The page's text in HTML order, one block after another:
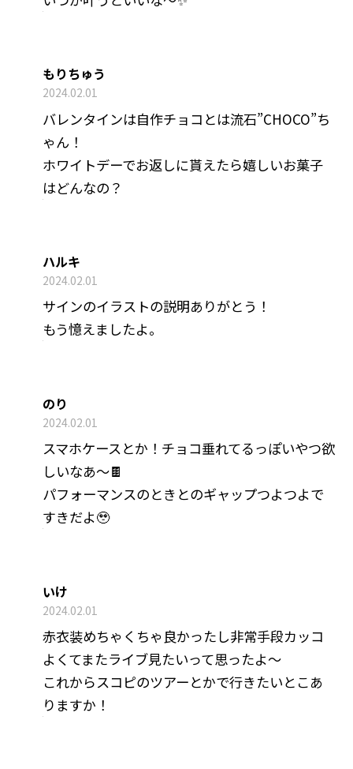
もりちゅう
2024.02.01
バレンタインは自作チョコとは流石”CHOCO”ち
ゃん！
ホワイトデーでお返しに貰えたら嬉しいお菓子
はどんなの？
ハルキ
2024.02.01
サインのイラストの説明ありがとう！
もう憶えましたよ。
のり
2024.02.01
スマホケースとか！チョコ垂れてるっぽいやつ欲
しいなあ〜🍫
パフォーマンスのときとのギャップつよつよで
すきだよ🥹
いけ
2024.02.01
赤衣装めちゃくちゃ良かったし非常手段カッコ
よくてまたライブ見たいって思ったよ〜
これからスコピのツアーとかで行きたいとこあ
りますか！